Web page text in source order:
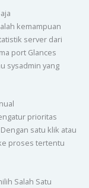
kemampuan
server dari
port Glances
sysadmin yang
prioritas
satu klik atau
proses tertentu
Salah Satu